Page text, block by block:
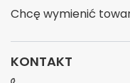
Chcę wymienić
KONTAKT